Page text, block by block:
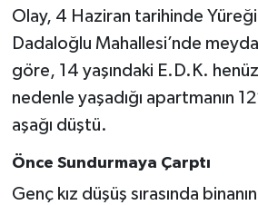
Olay, 4 Haziran tarihinde
Dadaloğlu Mahallesi’nde
göre, 14 yaşındaki E.D.K.
nedenle yaşadığı apartmanın
aşağı düştü.
Önce Sundurmaya Çarptı
Genç kız düşüş sırasında